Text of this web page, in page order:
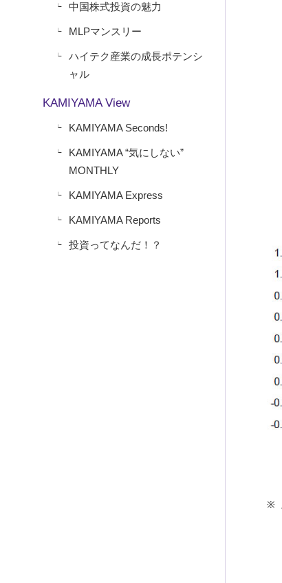
中国株式投資の魅力
MLPマンスリー
ハイテク産業の成長ポテンシ
ャル
KAMIYAMA View
KAMIYAMA Seconds!
KAMIYAMA “気にしない”
MONTHLY
KAMIYAMA Express
KAMIYAMA Reports
投資ってなんだ！？